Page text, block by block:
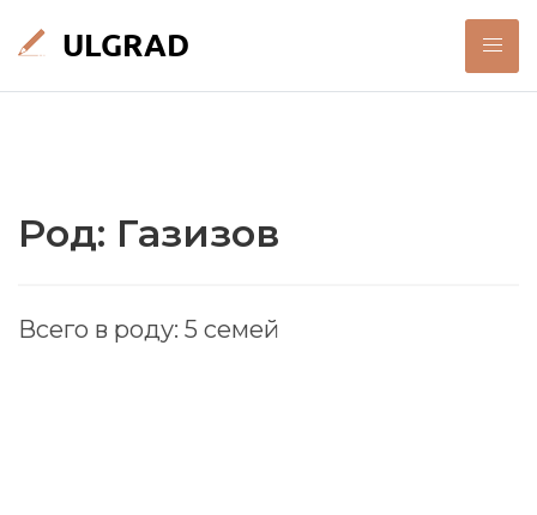
Род: Газизов
Всего в роду: 5 семей